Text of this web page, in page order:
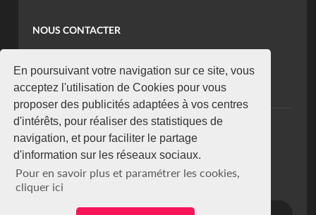
En poursuivant votre navigation sur ce site, vous
acceptez l'utilisation de Cookies pour vous
proposer des publicités adaptées à vos centres
d'intérêts, pour réaliser des statistiques de
navigation, et pour faciliter le partage
d'information sur les réseaux sociaux.
Pour en savoir plus et paramétrer les cookies,
cliquer ici
NOUS CONTACTER
koaci@yahoo.fr
+225 07 08 85 52 93
NEWSLETTER
Restez connecté via notre newsletter
S'abonner
Se désabonner